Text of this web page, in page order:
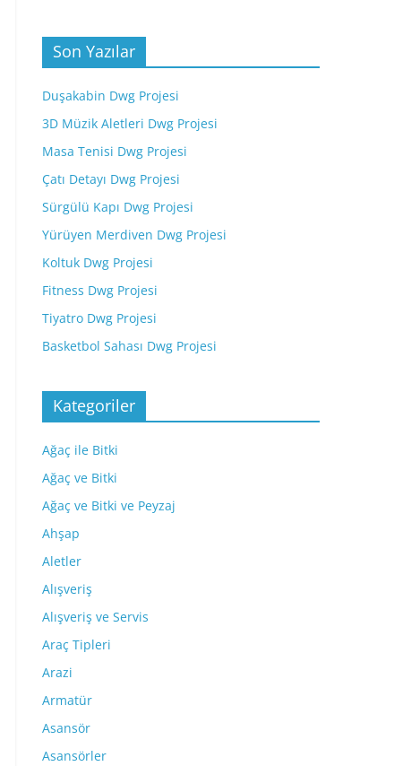
Son Yazılar
Duşakabin Dwg Projesi
3D Müzik Aletleri Dwg Projesi
Masa Tenisi Dwg Projesi
Çatı Detayı Dwg Projesi
Sürgülü Kapı Dwg Projesi
Yürüyen Merdiven Dwg Projesi
Koltuk Dwg Projesi
Fitness Dwg Projesi
Tiyatro Dwg Projesi
Basketbol Sahası Dwg Projesi
Kategoriler
Ağaç ile Bitki
Ağaç ve Bitki
Ağaç ve Bitki ve Peyzaj
Ahşap
Aletler
Alışveriş
Alışveriş ve Servis
Araç Tipleri
Arazi
Armatür
Asansör
Asansörler